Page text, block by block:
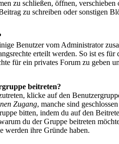
zu schließen, öffnen,
zu schreiben oder sonstigen
Benutzer vom Administrator
erteilt werden. So ist es
für ein privates Forum zu geben
beitreten?
klicke auf den
Zugang, manche sind
bitten, indem du auf den
du der Gruppe beitreten
werden ihre Gründe haben.